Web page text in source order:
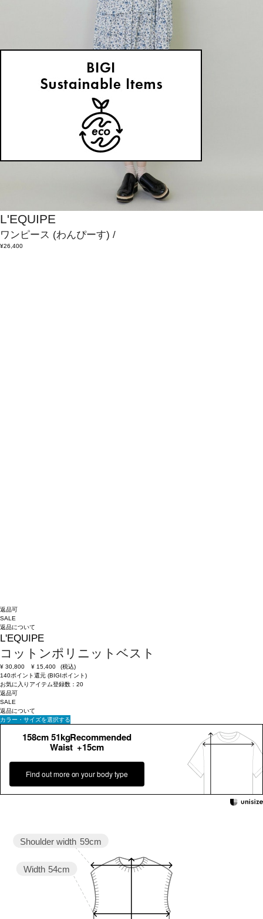
L'EQUIPE
ワンピース (わんぴーす) /
¥26,400
返品可
SALE
返品について
L'EQUIPE
コットンポリニットベスト
¥ 30,800 ¥ 15,400
(税込)
140ポイント還元 (BIGIポイント)
お気に入りアイテム登録数： 20
返品可
SALE
返品について
カラー・サイズを選択する
158cm 51kgRecommended
Waist +15cm
Find out more on your body type
Width 54cm
Shoulder width 59cm